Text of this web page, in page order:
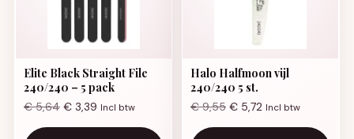
Elite Black Straight File
240/240 – 5 pack
€5,64 € 3,39 Incl btw
Halo Halfmoon vijl
240/240 5 st.
€9,55 € 5,72 Incl btw